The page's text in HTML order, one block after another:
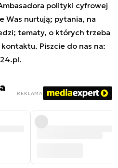
polityki cyfrowej
Was nurtują; pytania, na
tematy, o których trzeba
Piszcie do nas na:
.
REKLAMA